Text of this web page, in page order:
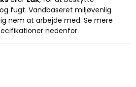
fugt. Vandbaseret miljøvenlig
nem at arbejde med. Se mere
nedenfor.